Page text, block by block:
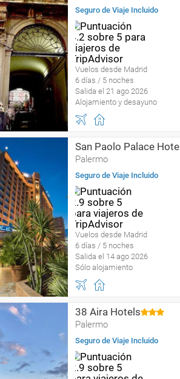
Seguro de Viaje Incluido
Vuelos desde Madrid
6 días / 5 noches
Salida el 21 ago 2026
Alojamiento y desayuno
San Paolo Palace Hotel
Palermo
Seguro de Viaje Incluido
Vuelos desde Madrid
6 días / 5 noches
Salida el 14 ago 2026
Sólo alojamiento
38 Aira Hotels
Palermo
Seguro de Viaje Incluido